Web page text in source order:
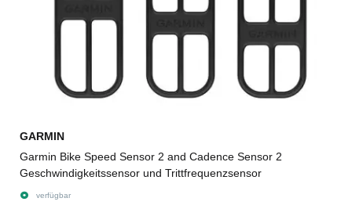
GARMIN
Garmin Bike Speed Sensor 2 and Cadence Sensor 2
Geschwindigkeitssensor und Trittfrequenzsensor
verfügbar